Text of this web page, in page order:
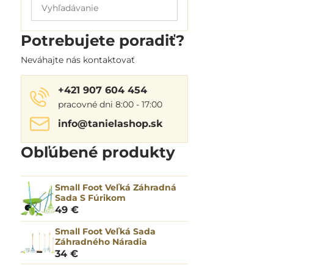
výsledky
filtra
fulltextom
Potrebujete poradiť?
Neváhajte nás kontaktovať
+421 907 604 454
pracovné dni 8:00 - 17:00
info​@tanielashop​.sk
Obľúbené produkty
Small Foot Veľká Záhradná
Sada S Fúrikom
49 €
Small Foot Veľká Sada
Záhradného Náradia
34 €